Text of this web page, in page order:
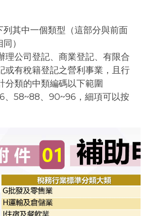
列其中一個類型（這部分與前面
）
理公司登記、商業登記、有限合
或有稅籍登記之營利事業，且行
分類的中類編碼以下範圍
、58~88、90~96，細項可以按